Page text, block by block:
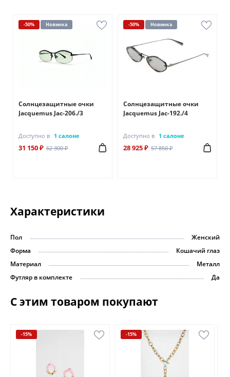
-50% Новинка
Солнцезащитные очки
Jacquemus Jac-206./3
Доступно в 1 салоне
31 150 ₽ 62 300 ₽
-50% Новинка
Солнцезащитные очки
Jacquemus Jac-192./4
Доступно в 1 салоне
28 925 ₽ 57 850 ₽
Характеристики
Пол
Женский
Форма
Кошачий глаз
Материал
Металл
Футляр в комплекте
Да
С этим товаром покупают
-15% -15%